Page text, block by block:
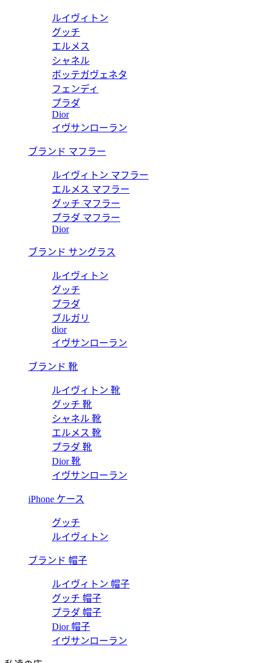
ルイヴィトン
グッチ
エルメス
シャネル
ボッテガヴェネタ
フェンディ
プラダ
Dior
イヴサンローラン
ブランド マフラー
ルイヴィトン マフラー
エルメス マフラー
グッチ マフラー
プラダ マフラー
Dior
ブランド サングラス
ルイヴィトン
グッチ
プラダ
ブルガリ
dior
イヴサンローラン
ブランド 靴
ルイヴィトン 靴
グッチ 靴
シャネル 靴
エルメス 靴
プラダ 靴
Dior 靴
イヴサンローラン
iPhone ケース
グッチ
ルイヴィトン
ブランド 帽子
ルイヴィトン 帽子
グッチ 帽子
プラダ 帽子
Dior 帽子
イヴサンローラン